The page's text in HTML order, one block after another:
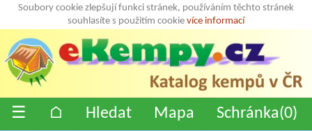
Soubory cookie zlepšují funkci stránek, používáním těchto stránek
souhlasíte s použitím cookie více informací
☰ ⌂ Hledat Mapa Schránka(0)